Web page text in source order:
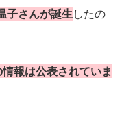
子さんが誕生したの
報は公表されていま